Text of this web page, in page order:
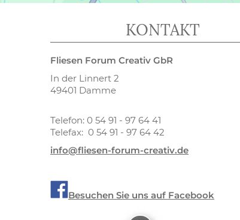
KONTAKT
Fliesen Forum Creativ GbR
In der Linnert 2
49401 Damme
Telefon: 0 54 91 - 97 64 41
Telefax: 0 54 91 - 97 64 42
info@fliesen-forum-creativ.de
Besuchen Sie uns auf Facebook